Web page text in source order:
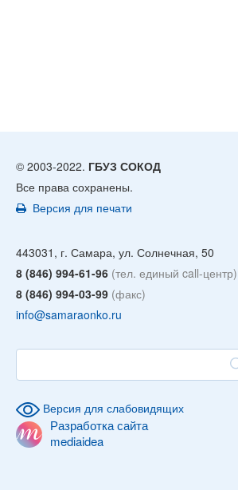
© 2003-2022. ГБУЗ СОКОД
Все права сохранены.
Версия для печати
443031, г. Самара, ул. Солнечная, 50
8 (846) 994-61-96 (тел. единый call-центр)
8 (846) 994-03-99 (факс)
info@samaraonko.ru
Версия для слабовидящих
Разработка сайта
mediaidea